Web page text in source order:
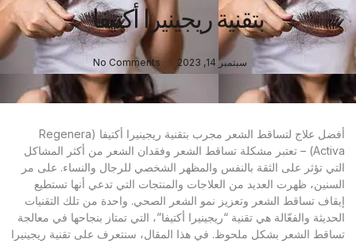
بتقنية ريجينيرا أكتيفا
سبتمبر 14, 2023 No Comments
أفضل علاج لتساقط الشعر مجرب بتقنية ريجينيرا أكتيفا (Regenera
Activa) – تعتبر مشكلة تساقط الشعر وفقدان الشعر من أكثر المشاكل
التي تؤثر على الثقة بالنفس والمظهر الشخصي للرجال والنساء. على مر
السنين، ظهرت العديد من العلاجات والمنتجات التي تدعي أنها تستطيع
إيقاف تساقط الشعر وتعزيز نمو الشعر الصحي. واحدة من تلك التقنيات
الحديثة والفعّالة هي تقنية “ريجينيرا أكتيفا”، التي تمتاز بنجاحها في معالجة
تساقط الشعر بشكل ملحوظ. في هذا المقال، سنتعرف على تقنية ريجينيرا